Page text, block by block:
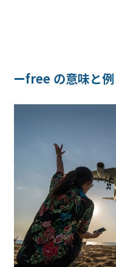
ーfree の意味と例